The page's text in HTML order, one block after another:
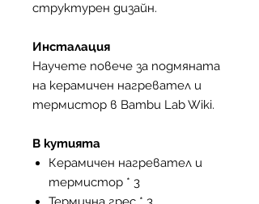
структурен дизайн.
Инсталация
Научете повече за подмяната
на керамичен нагревател и
термистор в Bambu Lab Wiki.
В кутията
Керамичен нагревател и
термистор * 3